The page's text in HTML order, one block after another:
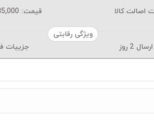
اصالت کالا قیمت:
ویژگی رقابتی
2 روز جزییات